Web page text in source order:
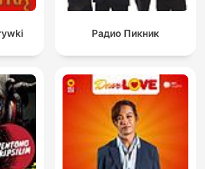
Радио Пикник